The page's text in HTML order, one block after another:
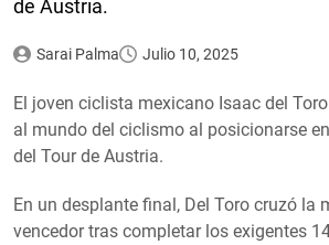
de Austria.
Sarai Palma Julio 10, 2025
El joven ciclista mexicano Isaac del
al mundo del ciclismo al posicionarse
del Tour de Austria.
En un desplante final, Del Toro cruzó la
vencedor tras completar los exigentes